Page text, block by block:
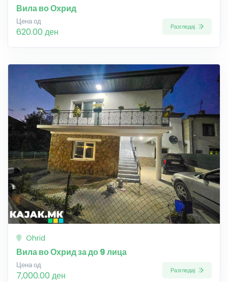
Вила во Охрид
Цена од
620.00 ден Разгледај
Ohrid
Вила во Охрид за до 9 лица
Цена од
7,000.00 ден Разгледај